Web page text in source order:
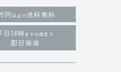
円 以上で送料無料
日14時 までの注文で
即日発送